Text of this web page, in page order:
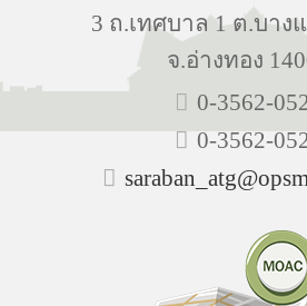
3 ถ.เทศบาล 1 ต.บาง
จ.อ่างทอง
0-3562-
0-3562-